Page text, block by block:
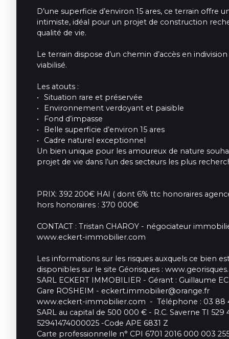
D’une superficie d’environ 15 ares, ce terrain offre
intimiste, idéal pour un projet de construction
qualité de vie.
Le terrain dispose d’un chemin d’accès en
viabilisé.
Les atouts :
Situation rare et préservée
Environnement verdoyant et paisible
Fond d’impasse
Belle superficie d’environ 15 ares
Cadre naturel exceptionnel
Un bien unique pour les amoureux de nature
projet de vie dans l’un des secteurs les plus
PRIX: 392 200€ HAI ( dont 6% ttc honoraires
hors honoraires : 370 000€
CONTACT : Tristan CHAROY - négociateur
www.eckert-immobilier.com
Les informations sur les risques auxquels ce bien
disponibles sur le site Géorisques :
SARL ECKERT IMMOBILIER - Gérant : Guillaume
Gare ROSHEIM - eckert.immobilier@orange.fr
www.eckert-immobilier.com - Téléphone : 03 88
SARL au capital de 500 000 € - R.C. Saverne TI 529
52941474000025 -Code APE 6831 Z
Carte professionnelle n° CPI 6701 2016 000 003